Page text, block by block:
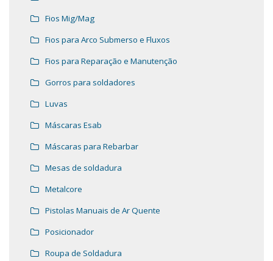
Fios Mig/Mag
Fios para Arco Submerso e Fluxos
Fios para Reparação e Manutenção
Gorros para soldadores
Luvas
Máscaras Esab
Máscaras para Rebarbar
Mesas de soldadura
Metalcore
Pistolas Manuais de Ar Quente
Posicionador
Roupa de Soldadura